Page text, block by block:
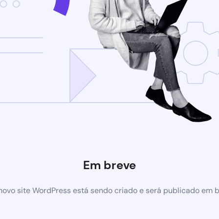
Em breve
site WordPress está sendo criado e será publicado em